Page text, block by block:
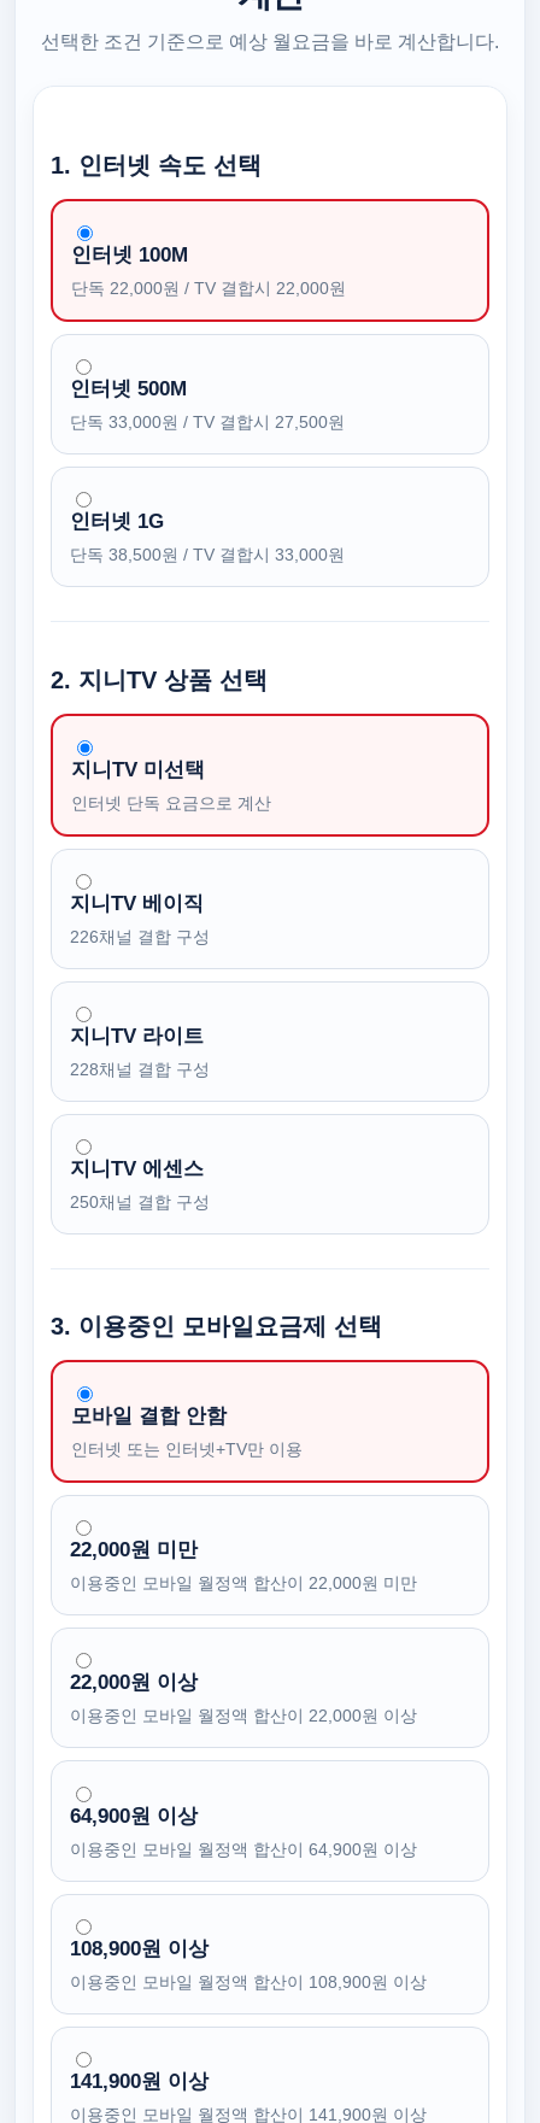
선택한 조건 기준으로 예상 월요금을 바로 계산합니다.
1. 인터넷 속도 선택
인터넷 100M
단독 22,000원 / TV 결합시 22,000원
인터넷 500M
단독 33,000원 / TV 결합시 27,500원
인터넷 1G
단독 38,500원 / TV 결합시 33,000원
2. 지니TV 상품 선택
지니TV 미선택
인터넷 단독 요금으로 계산
지니TV 베이직
226채널 결합 구성
지니TV 라이트
228채널 결합 구성
지니TV 에센스
250채널 결합 구성
3. 이용중인 모바일요금제 선택
모바일 결합 안함
인터넷 또는 인터넷+TV만 이용
22,000원 미만
이용중인 모바일 월정액 합산이 22,000원 미만
22,000원 이상
이용중인 모바일 월정액 합산이 22,000원 이상
64,900원 이상
이용중인 모바일 월정액 합산이 64,900원 이상
108,900원 이상
이용중인 모바일 월정액 합산이 108,900원 이상
141,900원 이상
이용중인 모바일 월정액 합산이 141,900원 이상